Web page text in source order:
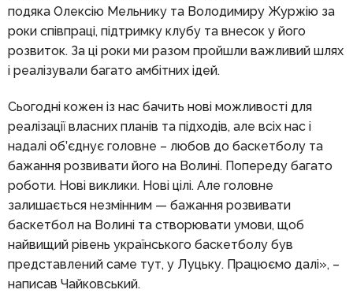
подяка Олексію Мельнику та Володимиру Журжію за
роки співпраці, підтримку клубу та внесок у його
розвиток. За ці роки ми разом пройшли важливий шлях
і реалізували багато амбітних ідей.
Сьогодні кожен із нас бачить нові можливості для
реалізації власних планів та підходів, але всіх нас і
надалі об’єднує головне – любов до баскетболу та
бажання розвивати його на Волині. Попереду багато
роботи. Нові виклики. Нові цілі. Але головне
залишається незмінним — бажання розвивати
баскетбол на Волині та створювати умови, щоб
найвищий рівень українського баскетболу був
представлений саме тут, у Луцьку. Працюємо далі», –
написав Чайковський.